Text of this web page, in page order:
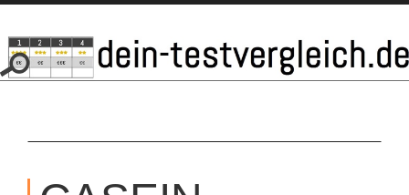
SKIP
CONTENT